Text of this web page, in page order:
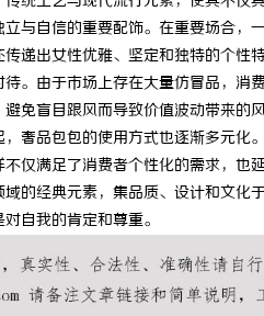
与自信的重要配饰。在重要场合
递出女性优雅、坚定和独特的个性
。由于市场上存在大量仿冒品，
免盲目跟风而导致价值波动带来的
奢品包包的使用方式也逐渐多元
仅满足了消费者个性化的需求，也
的经典元素，集品质、设计和文
自我的肯定和尊重。